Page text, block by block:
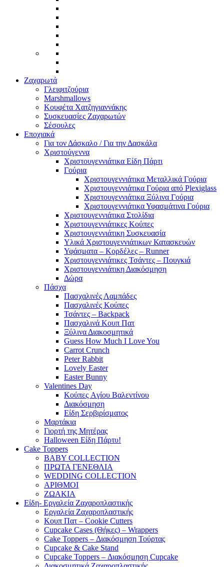
Ζαχαρωτά
Γλειφιτζούρια
Marshmallows
Κουφέτα Χατζηγιαννάκης
Συσκευασίες Ζαχαρωτών
Σέσουλες
Εποχιακά
Για τον Δάσκαλο / Για την Δασκάλα
Χριστούγεννα
Χριστουγεννιάτικα Είδη Πάρτι
Γούρια
Χριστουγεννιάτικα Μεταλλικά Γούρια
Χριστουγεννιάτικα Γούρια από Plexiglass
Χριστουγεννιάτικα Ξύλινα Γούρια
Χριστουγεννιάτικα Υφασμάτινα Γούρια
Χριστουγεννιάτικα Στολίδια
Χριστουγεννιάτικες Κούπες
Χριστουγεννιάτικη Συσκευασία
Υλικά Χριστουγεννιάτικων Κατασκευών
Υφάσματα – Κορδέλες – Runner
Χριστουγεννιάτικες Τσάντες – Πουγκιά
Χριστουγεννιάτικη Διακόσμηση
Δώρα
Πάσχα
Πασχαλινές Λαμπάδες
Πασχαλινές Κούπες
Τσάντες – Backpack
Πασχαλινά Κουπ Πατ
Ξύλινα Διακοσμητικά
Guess How Much I Love You
Carrot Crunch
Peter Rabbit
Lovely Easter
Easter Bunny
Valentines Day
Κούπες Aγίου Βαλεντίνου
Διακόσμηση
Είδη Σερβιρίσματος
Μαρτάκια
Γιορτή της Μητέρας
Halloween Είδη Πάρτυ!
Cake Toppers
BABY COLLECTION
ΠΡΩΤΑ ΓΕΝΕΘΛΙΑ
WEDDING COLLECTION
ΑΡΙΘΜΟΙ
ΖΩΑΚΙΑ
Είδη- Εργαλεία Ζαχαροπλαστικής
Εργαλεία Ζαχαροπλαστικής
Κουπ Πατ – Cookie Cutters
Cupcake Cases (Θήκες) – Wrappers
Cake Toppers – Διακόσμηση Τούρτας
Cupcake & Cake Stand
Cupcake Toppers – Διακόσμηση Cupcake